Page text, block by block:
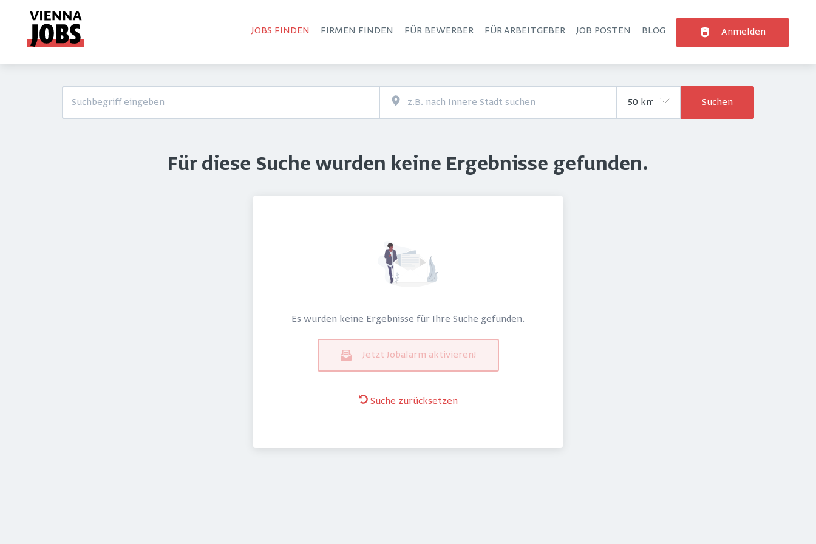
JOBS FINDEN FIRMEN FINDEN FÜR BEWERBER FÜR ARBEITGEBER JOB POSTEN BLOG Anmelden
Suchen
Für diese Suche wurden keine Ergebnisse gefunden.
Es wurden keine Ergebnisse für Ihre Suche gefunden.
Jetzt Jobalarm aktivieren!
Suche zurücksetzen